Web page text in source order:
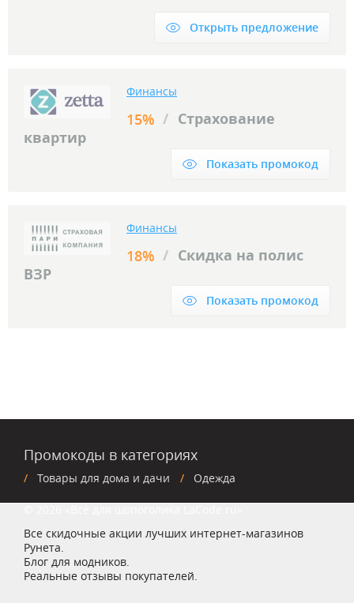
Открыть предложение
Финансы
15% / Страхование
квартир
Показать промокод
Финансы
18% / Скидка на полис
ВЗР
Показать промокод
Промокоды в категориях
Товары для дома и дачи Одежда
Все скидочные акции лучших интернет-магазинов
Рунета.
Блог для модников.
Реальные отзывы покупателей.